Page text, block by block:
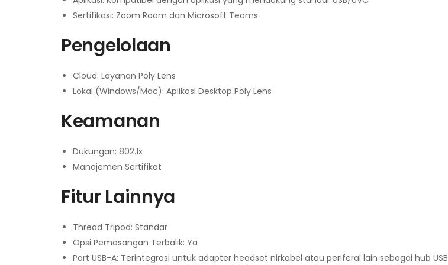
Sertifikasi: Zoom Room dan Microsoft Teams
Pengelolaan
Cloud: Layanan Poly Lens
Lokal (Windows/Mac): Aplikasi Desktop Poly Lens
Keamanan
Dukungan: 802.1x
Manajemen Sertifikat
Fitur Lainnya
Thread Tripod: Standar
Opsi Pemasangan Terbalik: Ya
Port USB-A: Terintegrasi untuk adapter headset nirkabel atau periferal lain sebagai hub USB